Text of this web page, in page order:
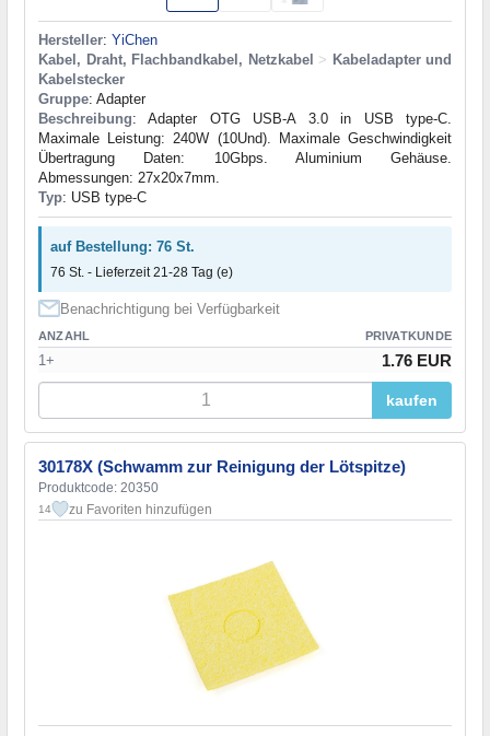
Hersteller: YiChen
Kabel, Draht, Flachbandkabel, Netzkabel > Kabeladapter und
Kabelstecker
Gruppe: Adapter
Beschreibung: Adapter OTG USB-A 3.0 in USB type-C.
Maximale Leistung: 240W (10Und). Maximale Geschwindigkeit
Übertragung Daten: 10Gbps. Aluminium Gehäuse.
Abmessungen: 27x20x7mm.
Typ: USB type-C
auf Bestellung: 76 St.
76 St. - Lieferzeit 21-28 Tag (e)
Benachrichtigung bei Verfügbarkeit
ANZAHL PRIVATKUNDE
1+ 1.76 EUR
kaufen
30178X (Schwamm zur Reinigung der Lötspitze)
Produktcode: 20350
14 zu Favoriten hinzufügen